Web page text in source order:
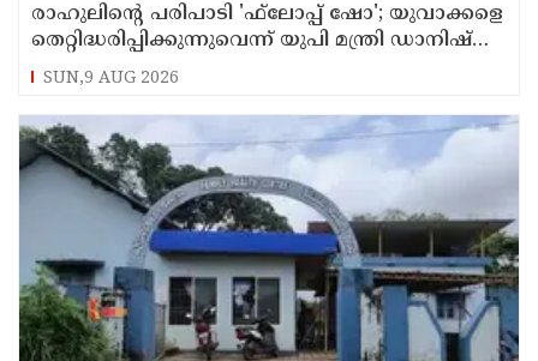
രാഹുലിന്റെ പരിപാടി 'ഫ്‌ലോപ്പ് ഷോ'; യുവാക്കളെ
തെറ്റിദ്ധരിപ്പിക്കുന്നുവെന്ന് യുപി മന്ത്രി ഡാനിഷ്
അന്‍സാരി
SUN,9 AUG 2026